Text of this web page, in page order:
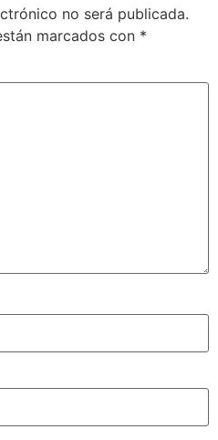
no será publicada.
marcados con *